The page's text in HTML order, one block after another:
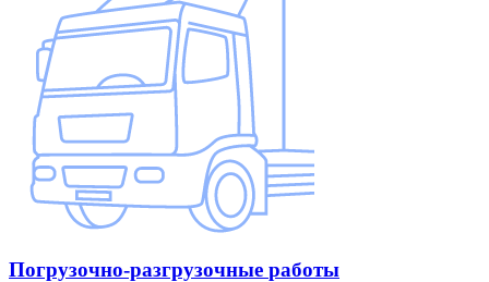
Погрузочно-разгрузочные работы